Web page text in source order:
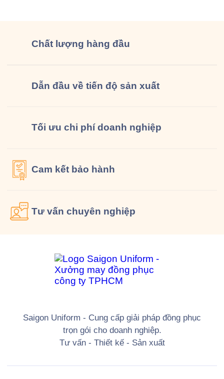
Chất lượng hàng đầu
Dẫn đầu về tiến độ sản xuất
Tối ưu chi phí doanh nghiệp
Cam kết bảo hành
Tư vấn chuyên nghiệp
Saigon Uniform - Cung cấp giải pháp đồng phục
trọn gói cho doanh nghiệp.
Tư vấn - Thiết kế - Sản xuất